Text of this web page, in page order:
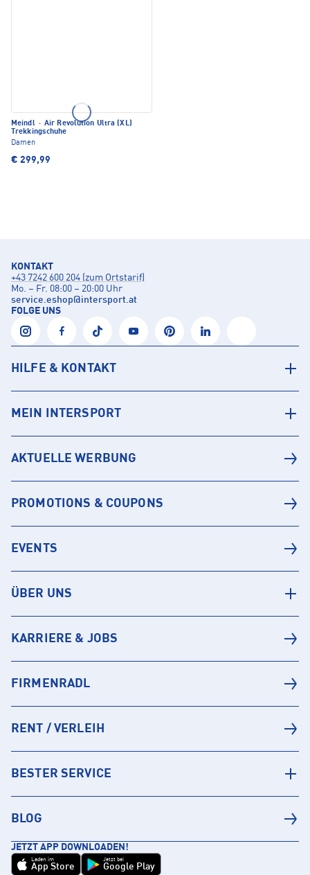
Meindl · Air Revolution Ultra (XL)
Trekkingschuhe
Damen
€ 299,99
KONTAKT
+43 7242 600 204 (zum Ortstarif)
Mo. – Fr. 08:00 – 20:00 Uhr
service.eshop@intersport.at
FOLGE UNS
HILFE & KONTAKT
MEIN INTERSPORT
AKTUELLE WERBUNG
PROMOTIONS & COUPONS
EVENTS
ÜBER UNS
KARRIERE & JOBS
FIRMENRADL
RENT / VERLEIH
BESTER SERVICE
BLOG
JETZT APP DOWNLOADEN!
Laden im
App Store
Jetzt bei
Google Play